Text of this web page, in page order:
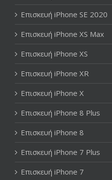
Επισκευή iPhone SE 2020
Επισκευή iPhone XS Max
Επισκευή iPhone XS
Επισκευή iPhone XR
Επισκευή iPhone X
Επισκευή iPhone 8 Plus
Επισκευή iPhone 8
Επισκευή iPhone 7 Plus
Επισκευή iPhone 7